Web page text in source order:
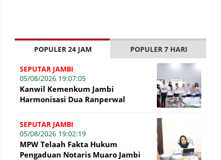
POPULER 24 JAM POPULER 7 HARI
SEPUTAR JAMBI
05/08/2026 19:07:05
Kanwil Kemenkum Jambi
Harmonisasi Dua Ranperwal
SEPUTAR JAMBI
05/08/2026 19:02:19
MPW Telaah Fakta Hukum
Pengaduan Notaris Muaro Jambi